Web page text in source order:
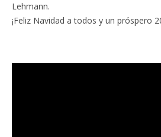
Lehmann.
¡Feliz Navidad a todos y un próspero